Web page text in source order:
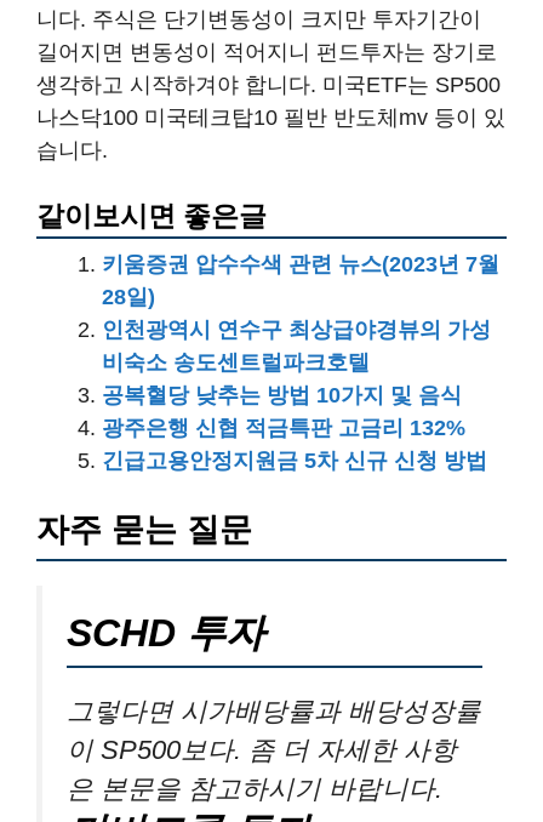
니다. 주식은 단기변동성이 크지만 투자기간이
길어지면 변동성이 적어지니 펀드투자는 장기로
생각하고 시작하겨야 합니다. 미국ETF는 SP500
나스닥100 미국테크탑10 필반 반도체mv 등이 있
습니다.
같이보시면 좋은글
키움증권 압수수색 관련 뉴스(2023년 7월
28일)
인천광역시 연수구 최상급야경뷰의 가성
비숙소 송도센트럴파크호텔
공복혈당 낮추는 방법 10가지 및 음식
광주은행 신협 적금특판 고금리 132%
긴급고용안정지원금 5차 신규 신청 방법
자주 묻는 질문
SCHD 투자
그렇다면 시가배당률과 배당성장률
이 SP500보다. 좀 더 자세한 사항
은 본문을 참고하시기 바랍니다.